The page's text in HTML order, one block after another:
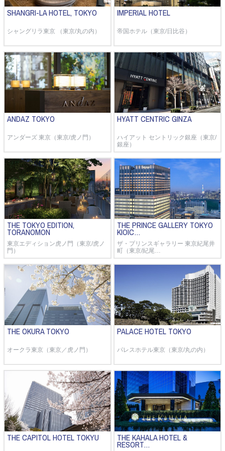
SHANGRI-LA HOTEL, TOKYO
シャングリラ東京 （東京/丸の内）
IMPERIAL HOTEL
帝国ホテル（東京/日比谷）
ANDAZ TOKYO
アンダーズ 東京（東京/虎ノ門）
HYATT CENTRIC GINZA
ハイアット セントリック銀座（東京/
銀座）
THE TOKYO EDITION,
TORANOMON
東京エディション虎ノ門（東京/虎ノ
門）
THE PRINCE GALLERY TOKYO
KIOIC…
ザ・プリンスギャラリー 東京紀尾井
町（東京/紀尾…
THE OKURA TOKYO
オークラ東京（東京／虎ノ門）
PALACE HOTEL TOKYO
パレスホテル東京（東京/丸の内）
THE CAPITOL HOTEL TOKYU THE KAHALA HOTEL &
RESORT…